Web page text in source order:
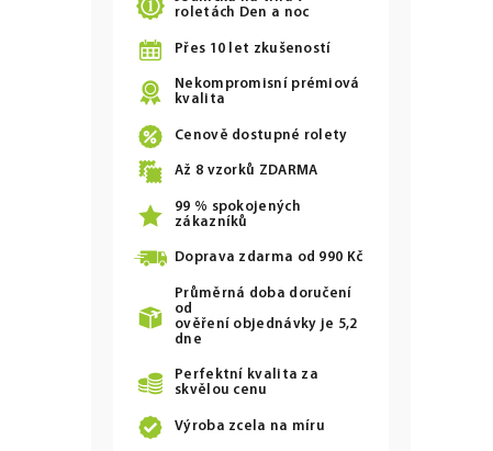
roletách Den a noc
Přes 10 let zkušeností
Nekompromisní prémiová
kvalita
Cenově dostupné rolety
Až 8 vzorků ZDARMA
99 % spokojených
zákazníků
Doprava zdarma od 990 Kč
Průměrná doba doručení
od
ověření objednávky je 5,2
dne
Perfektní kvalita za
skvělou cenu
Výroba zcela na míru